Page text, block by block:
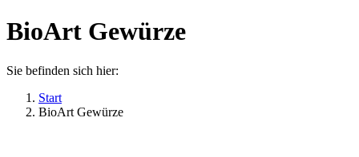
BioArt Gewürze
Sie befinden sich hier:
Start
BioArt Gewürze